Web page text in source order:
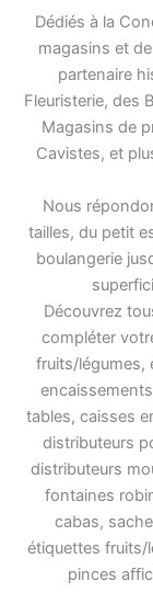
Dédiés à la
magasins et
partenaire
Fleuristerie, des
Magasins de
Cavistes, et
Nous
tailles, du petit
boulangerie
Découvrez
compléter
fruits/légumes,
tables, caisses
distributeurs
distributeurs
fontaines
cabas,
étiquettes fruits/
pinces